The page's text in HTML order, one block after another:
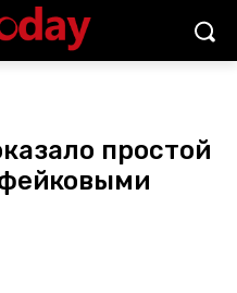
простой